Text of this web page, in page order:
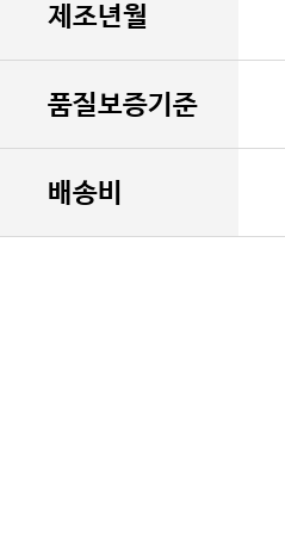
제조년월
품질보증기준
배송비